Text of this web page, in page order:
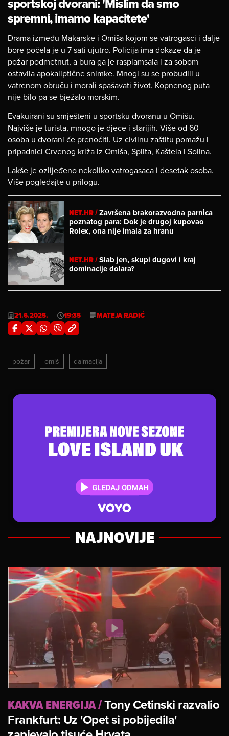
spremni, imamo kapacitete'
Drama između Makarske i Omiša kojom se vatrogasci i dalje
bore počela je u 7 sati ujutro. Policija ima dokaze da je
požar podmetnut, a bura ga je rasplamsala i za sobom
ostavila apokaliptične snimke. Mnogi su se probudili u
vatrenom obruču i morali spašavati život. Kopnenog puta
nije bilo pa se bježalo morskim.
Evakuirani su smješteni u sportsku dvoranu u Omišu.
Najviše je turista, mnogo je djece i starijih. Više od 60
osoba u dvorani će prenoćiti. Uz civilnu zaštitu pomažu i
pripadnici Crvenog križa iz Omiša, Splita, Kaštela i Solina.
Lakše je ozlijeđeno nekoliko vatrogasaca i desetak osoba.
Više pogledajte u prilogu.
NET.HR /Završena brakorazvodna parnica
poznatog para: Dok je drugoj kupovao
Rolex, ona nije imala za hranu
NET.HR /Slab jen, skupi dugovi i kraj
dominacije dolara?
21.6.2025. 19:35 MATEJA RADIĆ
požar omiš dalmacija
NAJNOVIJE
KAKVA ENERGIJA/Tony Cetinski razvalio
Frankfurt: Uz 'Opet si pobijedila'